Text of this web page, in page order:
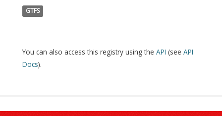
GTFS
You can also access this registry using the API (see API
Docs).